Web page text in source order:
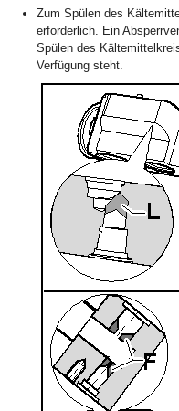
Zum Spülen des
erforderlich. Ein
Spülen des
Verfügung steht.